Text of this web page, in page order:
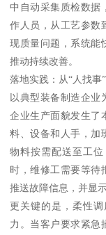
中自动采集质检数据
作人员，从工艺参数
现质量问题，系统能
推动持续改善。
落地实践：从“人找事
以典型装备制造企业
企业生产面貌发生了
料、设备和人手，加
物料按需配送至工
时，维修工需要等待
推送故障信息，并显
更关键的是，柔性
力。当客户要求紧急